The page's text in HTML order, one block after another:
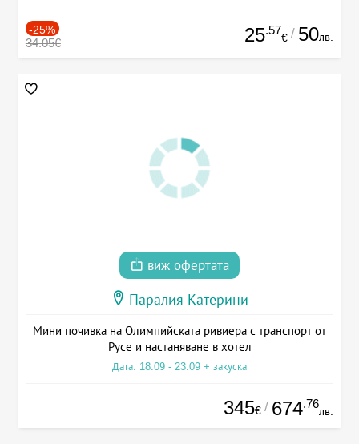
-25%
34.05€ 25.57
€ / 50лв.
виж офертата
Паралия Катерини
Мини почивка на Олимпийската ривиера с транспорт от
Русе и настаняване в хотел
Дата: 18.09 - 23.09 + закуска
345€ / 674.76
лв.